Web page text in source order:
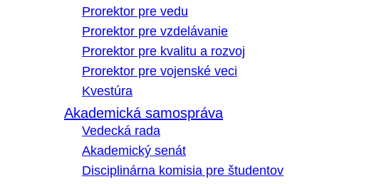
Prorektor pre vedu
Prorektor pre vzdelávanie
Prorektor pre kvalitu a rozvoj
Prorektor pre vojenské veci
Kvestúra
Akademická samospráva
Vedecká rada
Akademický senát
Disciplinárna komisia pre študentov